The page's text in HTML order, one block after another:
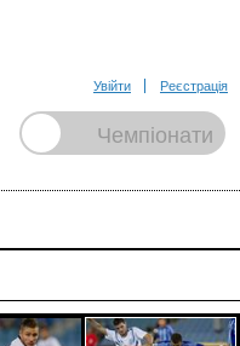
Увійти Реєстрація